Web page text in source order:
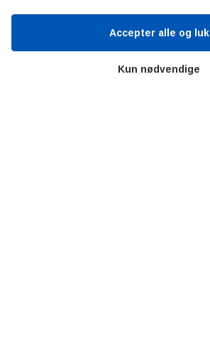
Forkortelser
Kun nødvendige
Accepter alle og luk